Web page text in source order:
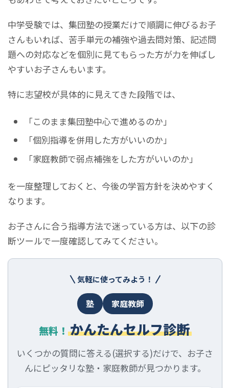
中学受験では、集団塾の授業だけで順調に伸びるお子
さんもいれば、苦手単元の補強や過去問対策、記述問
題への対応などを個別に見てもらった方が力を伸ばし
やすいお子さんもいます。
特に志望校が具体的に見えてきた段階では、
「このまま集団塾中心で進めるのか」
「個別指導を併用した方がいいのか」
「家庭教師で弱点補強をした方がいいのか」
を一度整理しておくと、今後の学習方針を決めやすく
なります。
お子さんに合う指導方法で迷っている方は、以下の診
断ツールで一度確認してみてください。
気軽に使ってみよう！
塾 家庭教師
無料！ かんたんセルフ診断
いくつかの質問に答える(選択する)だけで、お子さ
んにピッタリな塾・家庭教師が見つかります。